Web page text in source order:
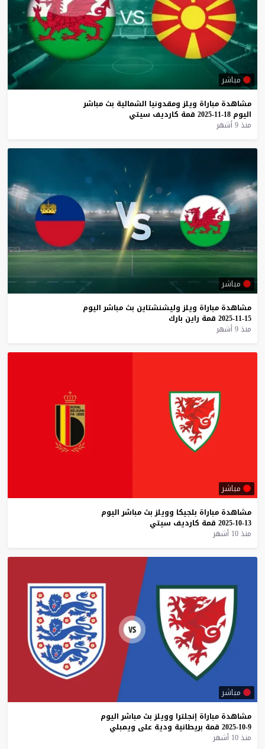
مباشر
مشاهدة مباراة ويلز ومقدونيا الشمالية بث مباشر
اليوم 18-11-2025 قمة كارديف سيتي
منذ 9 أشهر
مباشر
مشاهدة مباراة ويلز وليشنشتاين بث مباشر اليوم
15-11-2025
قمة راين بارك
منذ 9 أشهر
مباشر
مشاهدة مباراة بلجيكا وويلز بث مباشر اليوم
13-10-2025
قمة كارديف سيتي
منذ 10 أشهر
مباشر
مشاهدة مباراة إنجلترا وويلز بث مباشر اليوم
9-10-2025
قمة بريطانية ودية على ويمبلي
منذ 10 أشهر